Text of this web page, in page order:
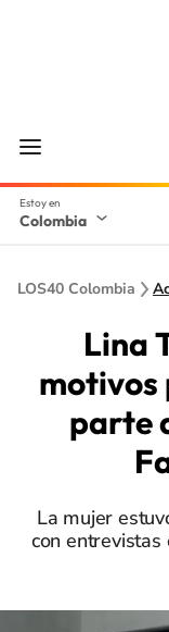
Colombia
LOS40 Colombia
Lina
motivos
parte
La mujer
con